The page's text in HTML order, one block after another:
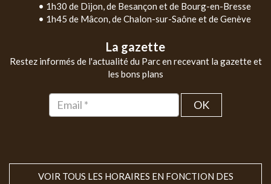
• 1h30 de Dijon, de Besançon et de Bourg-en-Bresse
• 1h45 de Mâcon, de Chalon-sur-Saône et de Genève
La gazette
Restez informés de l'actualité du Parc en recevant la gazette et
les bons plans
OK
VOIR TOUS LES HORAIRES EN FONCTION DES